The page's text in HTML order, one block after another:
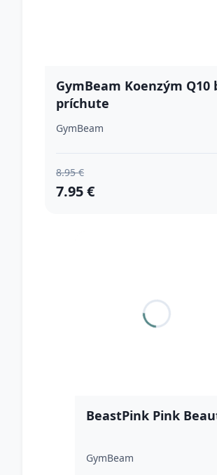
GymBeam Koenzým Q10
príchute
GymBeam
8.95 €
7.95 €
BeastPink Pink
GymBeam